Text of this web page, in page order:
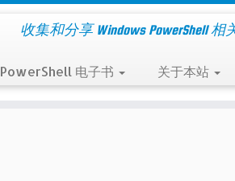
收集和分享 Windows PowerShell
PowerShell 电子书 关于本站